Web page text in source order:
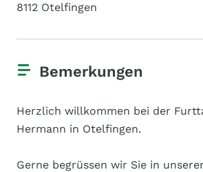
8112 Otelfingen
Bemerkungen
Herzlich willkommen bei der
Hermann in Otelfingen.
Gerne begrüssen wir Sie in